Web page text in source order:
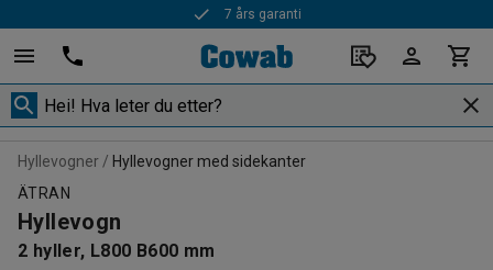
7 års garanti
Hyllevogner
Hyllevogner med sidekanter
ÄTRAN
Hyllevogn
2 hyller, L800 B600 mm